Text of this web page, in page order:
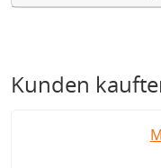
Kunden